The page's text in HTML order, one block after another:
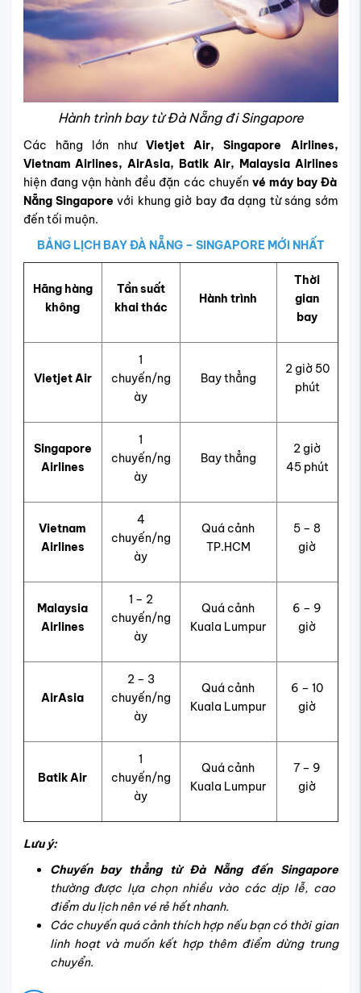
Hành trình bay từ Đà Nẵng đi Singapore
Các hãng lớn nhưVietjet Air, Singapore Airlines,
Vietnam Airlines, AirAsia, Batik Air, Malaysia Airlines
hiện đang vận hành đều đặn các chuyến vé máy bay Đà
Nẵng Singapore với khung giờ bay đa dạng từ sáng sớm
đến tối muộn.
BẢNG LỊCH BAY ĐÀ NẴNG – SINGAPORE MỚI NHẤT
Hãng hàng
không
Tần suất
khai thác
Hành trình
Thời
gian
bay
Vietjet Air
1
chuyến/ng
ày
Bay thẳng
2 giờ 50
phút
Singapore
Airlines
1
chuyến/ng
ày
Bay thẳng
2 giờ
45 phút
Vietnam
Airlines
4
chuyến/ng
ày
Quá cảnh
TP.HCM
5 – 8
giờ
Malaysia
Airlines
1 – 2
chuyến/ng
ày
Quá cảnh
Kuala Lumpur
6 – 9
giờ
AirAsia
2 – 3
chuyến/ng
ày
Quá cảnh
Kuala Lumpur
6 – 10
giờ
Batik Air
1
chuyến/ng
ày
Quá cảnh
Kuala Lumpur
7 – 9
giờ
Lưu ý:
Chuyến bay thẳng từ Đà Nẵng đến Singapore
thường được lựa chọn nhiều vào các dịp lễ, cao
điểm du lịch nên vé rẻ hết nhanh.
Các chuyến quá cảnh thích hợp nếu bạn có thời gian
linh hoạt và muốn kết hợp thêm điểm dừng trung
chuyển.